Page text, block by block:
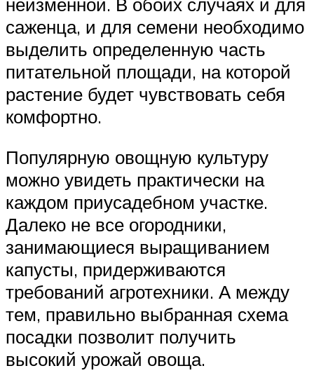
саженца, и для семени необходимо
выделить определенную часть
питательной площади, на которой
растение будет чувствовать себя
комфортно.
Популярную овощную культуру
можно увидеть практически на
каждом приусадебном участке.
Далеко не все огородники,
занимающиеся выращиванием
капусты, придерживаются
требований агротехники. А между
тем, правильно выбранная схема
посадки позволит получить
высокий урожай овоща.